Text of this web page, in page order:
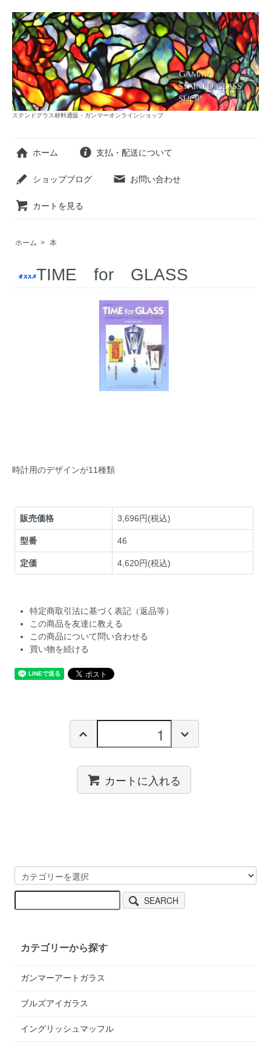
ステンドグラス材料通販・ガンマーオンラインショップ
ホーム 支払・配送について
ショップブログ お問い合わせ
カートを見る
ホーム > 本
TIME for GLASS
時計用のデザインが11種類
販売価格 3,696円(税込)
型番 46
定価 4,620円(税込)
特定商取引法に基づく表記（返品等）
この商品を友達に教える
この商品について問い合わせる
買い物を続ける
カートに入れる
SEARCH
カテゴリーから探す
ガンマーアートガラス
ブルズアイガラス
イングリッシュマッフル